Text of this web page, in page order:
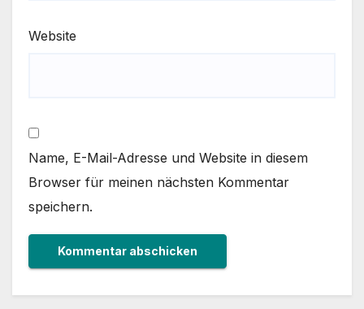
Website
Name, E-Mail-Adresse und Website in diesem
Browser für meinen nächsten Kommentar
speichern.